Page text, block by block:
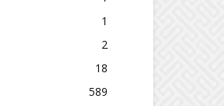
1
2
18
589